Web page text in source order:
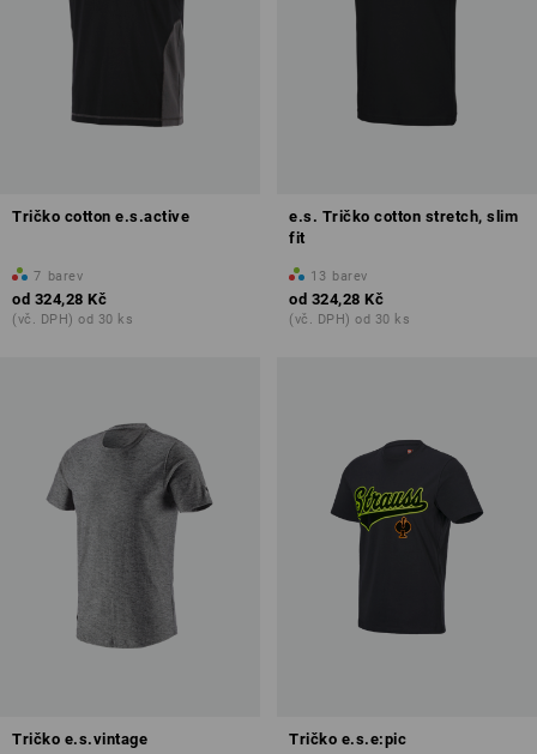
Tričko cotton e.s.active
7 barev
od 324,28 Kč
(vč. DPH) od 30 ks
e.s. Tričko cotton stretch, slim
fit
13 barev
od 324,28 Kč
(vč. DPH) od 30 ks
Tričko e.s.vintage Tričko e.s.e:pic